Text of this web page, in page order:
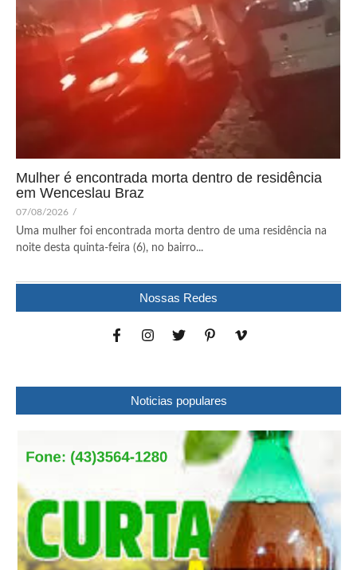
Mulher é encontrada morta dentro de residência
em Wenceslau Braz
07/08/2026 /
Uma mulher foi encontrada morta dentro de uma residência na
noite desta quinta-feira (6), no bairro...
Nossas Redes
Noticias populares